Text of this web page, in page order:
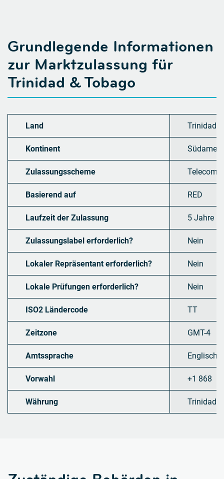
Grundlegende Informationen
zur Marktzulassung für
Trinidad & Tobago
Land Trinidad
Kontinent
Zulassungsscheme
Basierend auf RED
Laufzeit der Zulassung 5 Jahre
Zulassungslabel erforderlich? Nein
Lokaler Repräsentant erforderlich? Nein
Lokale Prüfungen erforderlich? Nein
ISO2 Ländercode TT
Zeitzone GMT-4
Amtssprache Englisch
Vorwahl +1 868
Währung Trinidad